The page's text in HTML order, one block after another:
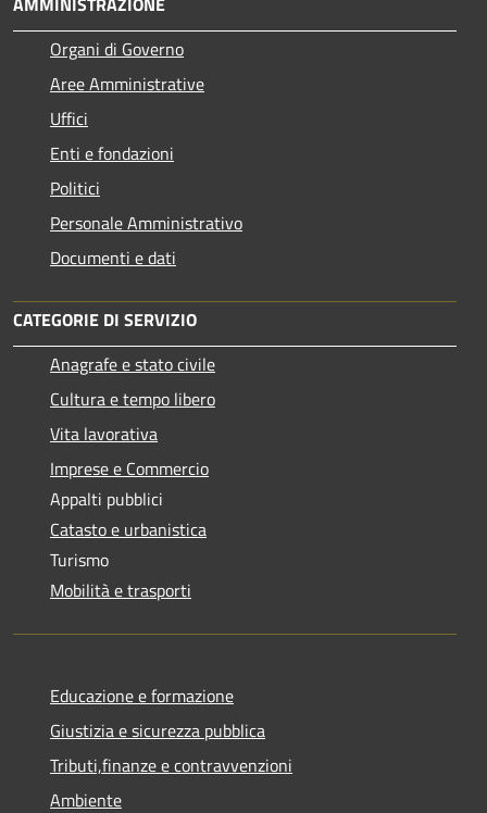
Organi di Governo
Aree Amministrative
Uffici
Enti e fondazioni
Politici
Personale Amministrativo
Documenti e dati
CATEGORIE DI SERVIZIO
Anagrafe e stato civile
Cultura e tempo libero
Vita lavorativa
Imprese e Commercio
Appalti pubblici
Catasto e urbanistica
Turismo
Mobilità e trasporti
Educazione e formazione
Giustizia e sicurezza pubblica
Tributi,finanze e contravvenzioni
Ambiente